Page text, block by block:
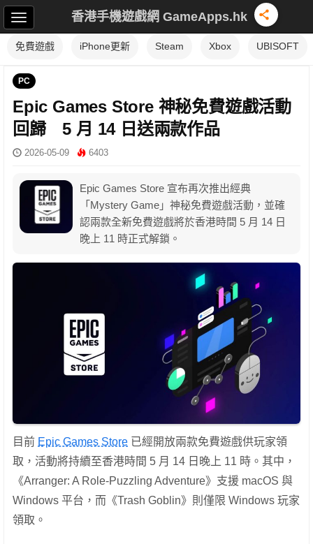
香港手機遊戲網 GameApps.hk
免費遊戲 iPhone更新 Steam Xbox UBISOFT
PC
Epic Games Store 神秘免費遊戲活動
回歸 5 月 14 日送兩款作品
2026-05-09 6403
Epic Games Store 宣布再次推出經典
「Mystery Game」神秘免費遊戲活動，並確
認兩款全新免費遊戲將於香港時間 5 月 14 日
晚上 11 時正式解鎖。
目前 Epic Games Store 已經開放兩款免費遊戲供玩家領
取，活動將持續至香港時間 5 月 14 日晚上 11 時。其中，
《Arranger: A Role-Puzzling Adventure》支援 macOS 與
Windows 平台，而《Trash Goblin》則僅限 Windows 玩家
領取。